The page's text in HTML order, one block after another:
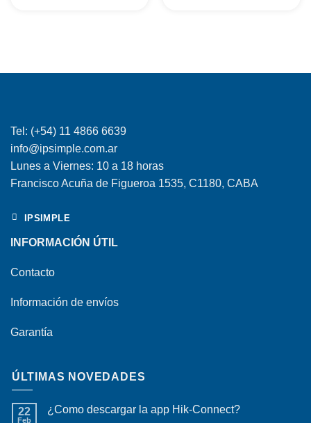
Tel: (+54) 11 4866 6639
info@ipsimple.com.ar
Lunes a Viernes: 10 a 18 horas
Francisco Acuña de Figueroa 1535, C1180, CABA
IPSIMPLE
INFORMACIÓN ÚTIL
Contacto
Información de envíos
Garantía
ÚLTIMAS NOVEDADES
22
Feb
¿Como descargar la app Hik-Connect?